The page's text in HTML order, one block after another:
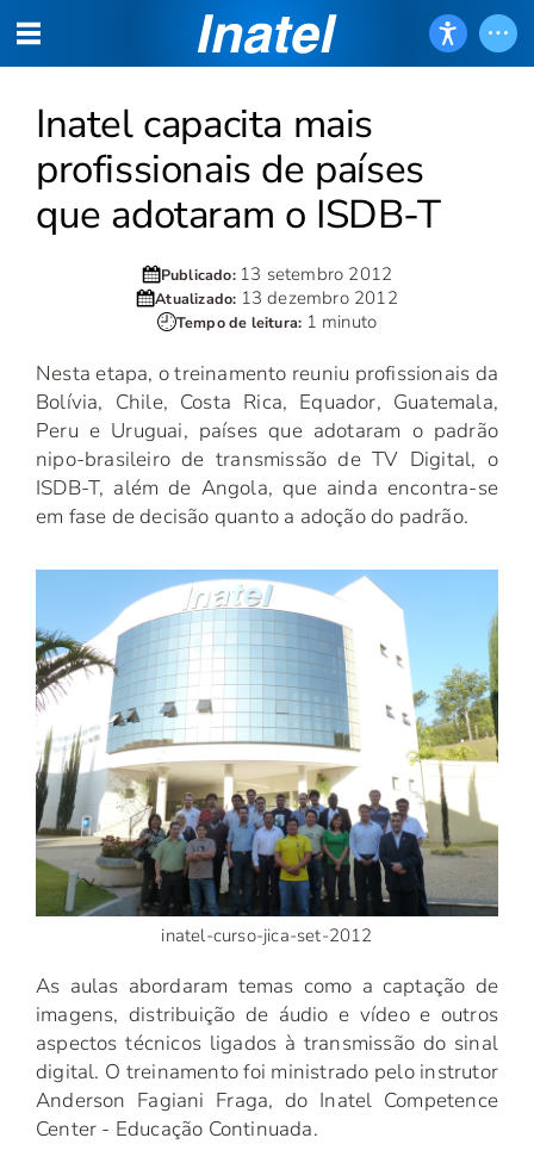
Inatel capacita mais
profissionais de países
que adotaram o ISDB-T
Publicado: 13 setembro 2012
Atualizado: 13 dezembro 2012
Tempo de leitura: 1 minuto
Nesta etapa, o treinamento reuniu profissionais da
Bolívia, Chile, Costa Rica, Equador, Guatemala,
Peru e Uruguai, países que adotaram o padrão
nipo-brasileiro de transmissão de TV Digital, o
ISDB-T, além de Angola, que ainda encontra-se
em fase de decisão quanto a adoção do padrão.
inatel-curso-jica-set-2012
As aulas abordaram temas como a captação de
imagens, distribuição de áudio e vídeo e outros
aspectos técnicos ligados à transmissão do sinal
digital. O treinamento foi ministrado pelo instrutor
Anderson Fagiani Fraga, do Inatel Competence
Center - Educação Continuada.